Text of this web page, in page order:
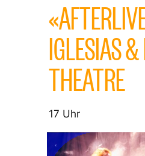
IGLESIAS
THEATRE
17 Uhr